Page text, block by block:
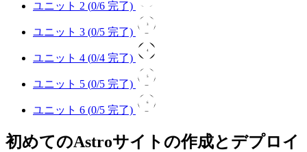
ユニット 2 (0/6 完了)
ユニット 3 (0/5 完了)
3
ユニット 4 (0/4 完了)
4
ユニット 5 (0/5 完了)
5
ユニット 6 (0/5 完了)
6
初めてのAstroサイトの作成とデプロイ